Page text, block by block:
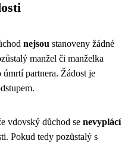
nejsou stanoveny žádné
manžel či manželka
partnera. Žádost je
vdovský důchod se nevyplácí
Pokud tedy pozůstalý s